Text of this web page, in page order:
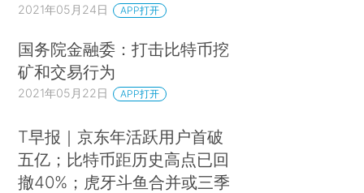
2021年05月24日 APP打开
国务院金融委：打击比特币挖
矿和交易行为
2021年05月22日 APP打开
T早报｜京东年活跃用户首破
五亿；比特币距历史高点已回
撤40%；虎牙斗鱼合并或三季